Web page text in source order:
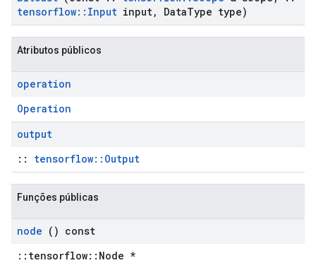
tensorflow:: Input input, DataType type)
Atributos públicos
operation
Operation
output
:: tensorflow::Output
Funções públicas
node () const
::tensorflow::Node *